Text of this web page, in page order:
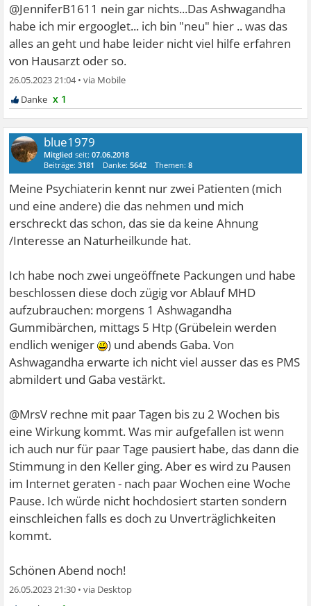
@JenniferB1611 nein gar nichts...Das Ashwagandha
habe ich mir ergooglet... ich bin "neu" hier .. was das
alles an geht und habe leider nicht viel hilfe erfahren
von Hausarzt oder so.
26.05.2023 21:04•
x 1
blue1979
Mitglied seit:07.06.2018
Beiträge:3181 Danke:5642 Themen:8
Meine Psychiaterin kennt nur zwei Patienten (mich
und eine andere) die das nehmen und mich
erschreckt das schon, das sie da keine Ahnung
/Interesse an Naturheilkunde hat.
Ich habe noch zwei ungeöffnete Packungen und habe
beschlossen diese doch zügig vor Ablauf MHD
aufzubrauchen: morgens 1 Ashwagandha
Gummibärchen, mittags 5 Htp (Grübelein werden
endlich weniger
) und abends Gaba. Von
Ashwagandha erwarte ich nicht viel ausser das es PMS
abmildert und Gaba vestärkt.
@MrsV rechne mit paar Tagen bis zu 2 Wochen bis
eine Wirkung kommt. Was mir aufgefallen ist wenn
ich auch nur für paar Tage pausiert habe, das dann die
Stimmung in den Keller ging. Aber es wird zu Pausen
im Internet geraten - nach paar Wochen eine Woche
Pause. Ich würde nicht hochdosiert starten sondern
einschleichen falls es doch zu Unverträglichkeiten
kommt.
Schönen Abend noch!
26.05.2023 21:30 •